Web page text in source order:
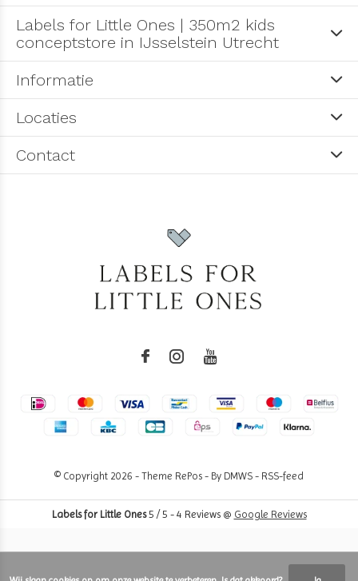
Labels for Little Ones | 350m2 kids
conceptstore in IJsselstein Utrecht
Informatie
Locaties
Contact
© Copyright 2026 - Theme RePos - By DMWS - RSS-feed
Labels for Little Ones5 / 5 - 4 Reviews @ Google Reviews